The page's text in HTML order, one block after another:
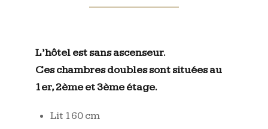
L’hôtel est sans ascenseur.
Ces chambres doubles sont situées au
1er, 2ème et 3ème étage.
Lit 160 cm